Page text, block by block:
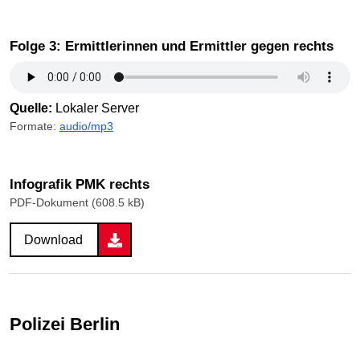
Folge 3: Ermittlerinnen und Ermittler gegen rechts
Quelle: Lokaler Server
Formate: audio/mp3
Infografik PMK rechts
PDF-Dokument (608.5 kB)
Download
Polizei Berlin